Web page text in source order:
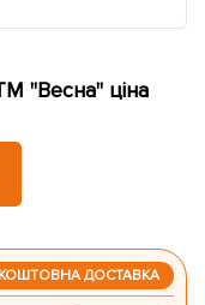
"Весна" ціна
ДОСТАВКА